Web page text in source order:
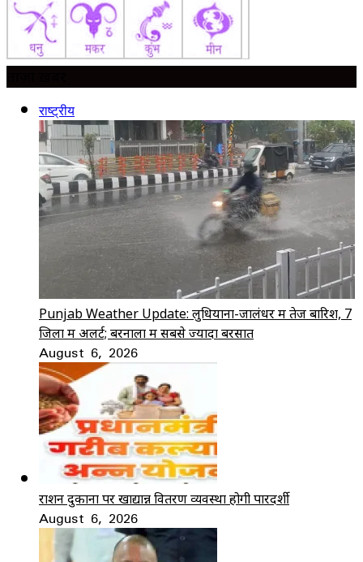
राष्ट्रीय
Punjab Weather Update: लुधियाना-जालंधर में तेज बारिश, 7
जिलों में अलर्ट; बरनाला में सबसे ज्यादा बरसात
August 6, 2026
राशन दुकानों पर खाद्यान्न वितरण व्यवस्था होगी पारदर्शी
August 6, 2026